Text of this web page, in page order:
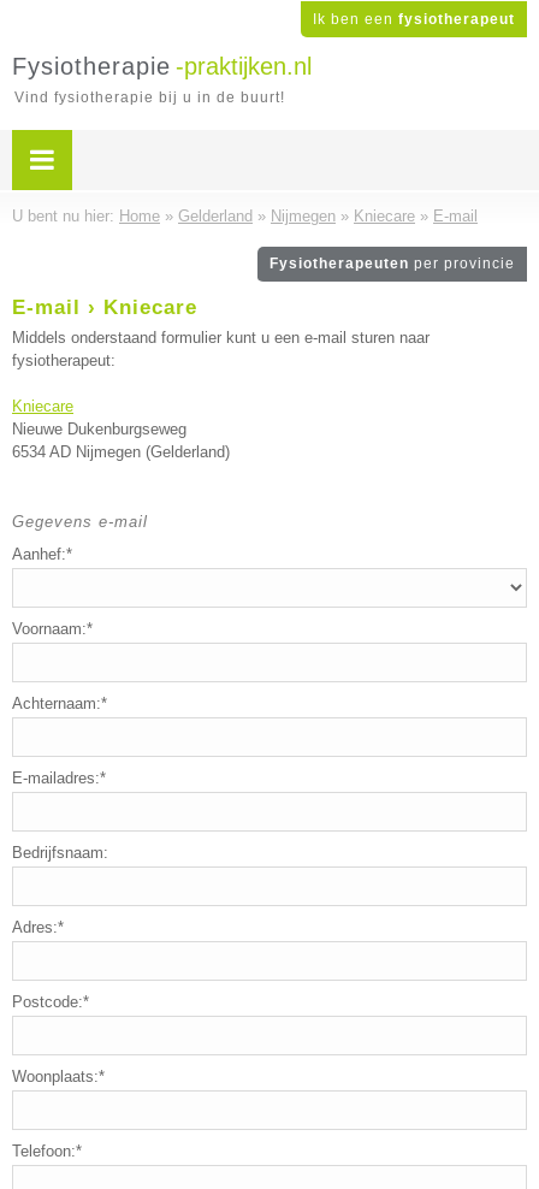
Ik ben een fysiotherapeut
Fysiotherapie -praktijken.nl
Vind fysiotherapie bij u in de buurt!
U bent nu hier: Home » Gelderland » Nijmegen » Kniecare » E-mail
Fysiotherapeuten per provincie
E-mail › Kniecare
Middels onderstaand formulier kunt u een e-mail sturen naar
fysiotherapeut:
Kniecare
Nieuwe Dukenburgseweg
6534 AD Nijmegen (Gelderland)
Gegevens e-mail
Aanhef:*
Voornaam:*
Achternaam:*
E-mailadres:*
Bedrijfsnaam:
Adres:*
Postcode:*
Woonplaats:*
Telefoon:*